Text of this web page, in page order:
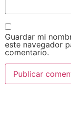
Guardar mi
este navegador
comentario.